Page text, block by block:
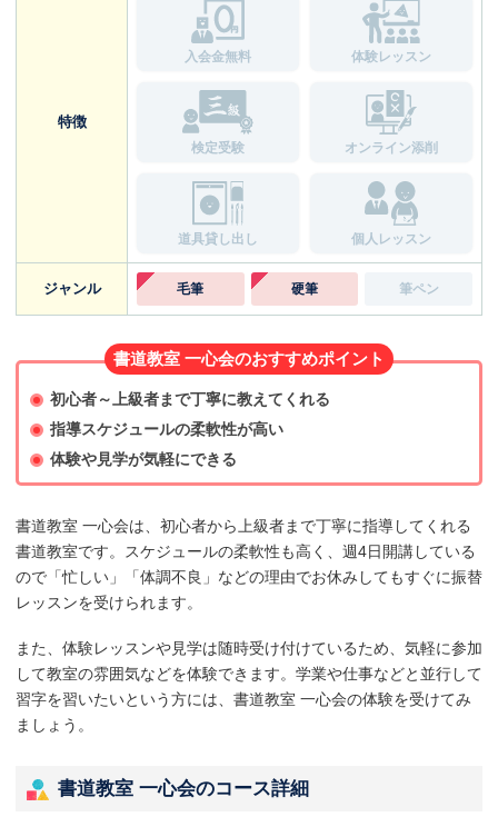
特徴
入会金無料 体験レッスン
検定受験 オンライン添削
道具貸し出し 個人レッスン
ジャンル 毛筆 硬筆 筆ペン
書道教室 一心会のおすすめポイント
初心者～上級者まで丁寧に教えてくれる
指導スケジュールの柔軟性が高い
体験や見学が気軽にできる
書道教室 一心会は、初心者から上級者まで丁寧に指導してくれる
書道教室です。スケジュールの柔軟性も高く、週4日開講している
ので「忙しい」「体調不良」などの理由でお休みしてもすぐに振替
レッスンを受けられます。
また、体験レッスンや見学は随時受け付けているため、気軽に参加
して教室の雰囲気などを体験できます。学業や仕事などと並行して
習字を習いたいという方には、書道教室 一心会の体験を受けてみ
ましょう。
書道教室 一心会のコース詳細